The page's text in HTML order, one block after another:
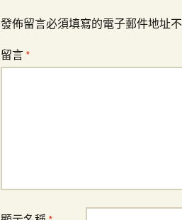
發佈留言必須填寫的電子郵件地址
留言 *